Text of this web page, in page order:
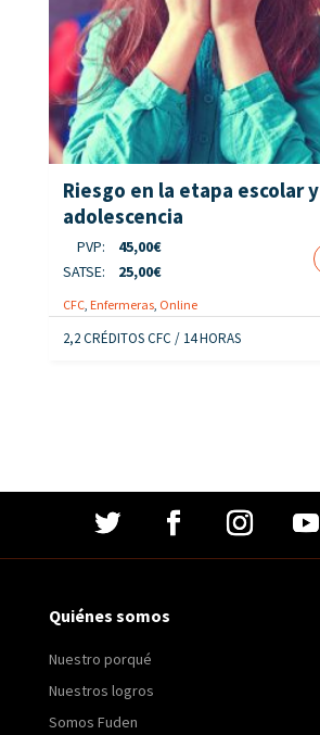
Riesgo en la etapa escolar y
adolescencia
PVP: 45,00€
SATSE:
25,00€
CFC, Enfermeras, Online
2,2 CRÉDITOS CFC / 14 HORAS
Quiénes somos
Nuestro porqué
Nuestros logros
Somos Fuden